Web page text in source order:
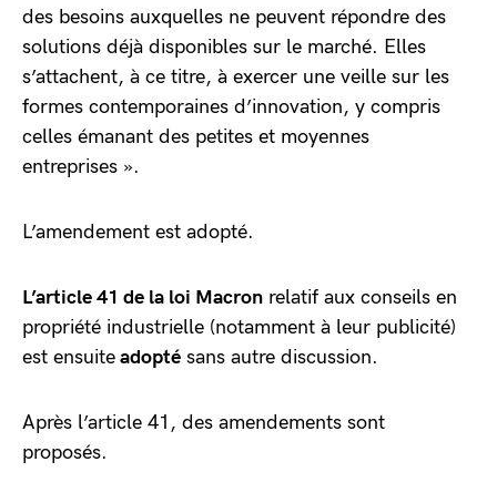
des besoins auxquelles ne peuvent répondre des
solutions déjà disponibles sur le marché. Elles
s’attachent, à ce titre, à exercer une veille sur les
formes contemporaines d’innovation, y compris
celles émanant des petites et moyennes
entreprises ».
L’amendement est adopté.
L’article 41 de la loi Macron relatif aux conseils en
propriété industrielle (notamment à leur publicité)
est ensuiteadopté sans autre discussion.
Après l’article 41, des amendements sont
proposés.